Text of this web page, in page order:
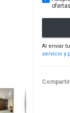
Al enviar
servicio y